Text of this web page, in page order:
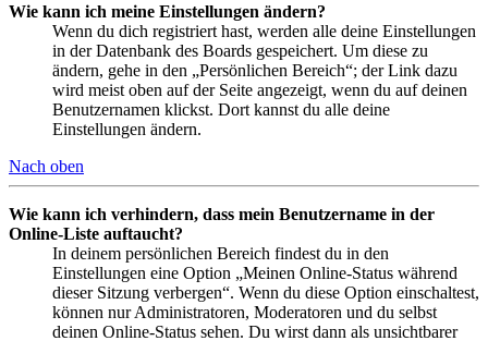
Wie kann ich meine Einstellungen ändern?
Wenn du dich registriert hast, werden alle deine Einstellungen
in der Datenbank des Boards gespeichert. Um diese zu
ändern, gehe in den „Persönlichen Bereich“; der Link dazu
wird meist oben auf der Seite angezeigt, wenn du auf deinen
Benutzernamen klickst. Dort kannst du alle deine
Einstellungen ändern.
Nach oben
Wie kann ich verhindern, dass mein Benutzername in der
Online-Liste auftaucht?
In deinem persönlichen Bereich findest du in den
Einstellungen eine Option „Meinen Online-Status während
dieser Sitzung verbergen“. Wenn du diese Option einschaltest,
können nur Administratoren, Moderatoren und du selbst
deinen Online-Status sehen. Du wirst dann als unsichtbarer